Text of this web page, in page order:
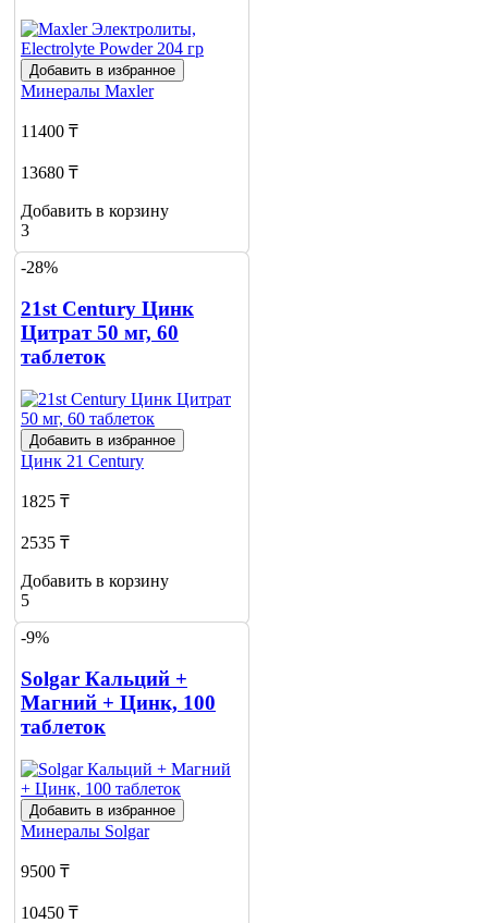
Добавить в избранное
Минералы Maxler
11400 ₸
13680 ₸
Добавить в корзину
3
-28%
21st Century Цинк
Цитрат 50 мг, 60
таблеток
Добавить в избранное
Цинк 21 Century
1825 ₸
2535 ₸
Добавить в корзину
5
-9%
Solgar Кальций +
Магний + Цинк, 100
таблеток
Добавить в избранное
Минералы Solgar
9500 ₸
10450 ₸